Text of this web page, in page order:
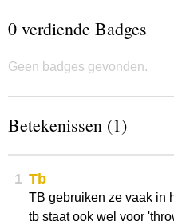
0 verdiende Badges
Geen badges gevonden.
Betekenissen (1)
1 Tb
TB gebruiken ze vaak in
tb staat ook wel voor